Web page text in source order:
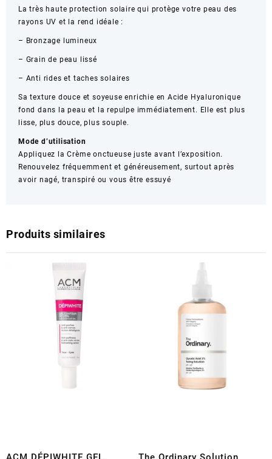
La très haute protection solaire qui protège votre peau des
rayons UV et la rend idéale :
– Bronzage lumineux
– Grain de peau lissé
– Anti rides et taches solaires
Sa texture douce et soyeuse enrichie en Acide Hyaluronique
fond dans la peau et la repulpe immédiatement. Elle est plus
lisse, plus douce, plus souple.
Mode d’utilisation
Appliquez la Crème onctueuse juste avant l’exposition.
Renouvelez fréquemment et généreusement, surtout après
avoir nagé, transpiré ou vous être essuyé
Produits similaires